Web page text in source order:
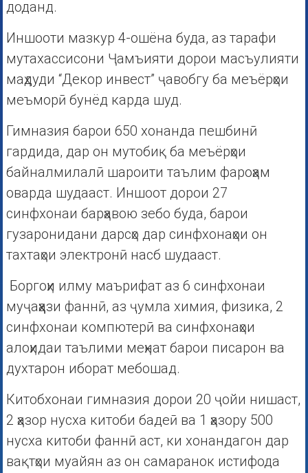
доданд.
Иншооти мазкур 4-ошёна буда, аз тарафи
мутахассисони Ҷамъияти дорои масъулияти
маҳдуди “Декор инвест” ҷавобгу ба меъёрҳои
меъморӣ бунёд карда шуд.
Гимназия барои 650 хонанда пешбинӣ
гардида, дар он мутобиқ ба меъёрҳои
байналмилалӣ шароити таълим фароҳам
оварда шудааст. Иншоот дорои 27
синфхонаи барҳавою зебо буда, барои
гузаронидани дарсҳо дар синфхонаҳои он
тахтаҳои электронӣ насб шудааст.
Боргоҳи илму маърифат аз 6 синфхонаи
муҷаҳҳази фаннӣ, аз ҷумла химия, физика, 2
синфхонаи компютерӣ ва синфхонаҳои
алоҳидаи таълими меҳнат барои писарон ва
духтарон иборат мебошад.
Китобхонаи гимназия дорои 20 ҷойи нишаст,
2 ҳазор нусха китоби бадеӣ ва 1 ҳазору 500
нусха китоби фаннӣ аст, ки хонандагон дар
вақтҳои муайян аз он самаранок истифода